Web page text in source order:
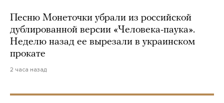
Песню Монеточки убрали из российской
дублированной версии «Человека-паука».
Неделю назад ее вырезали в украинском
прокате
2 часа назад